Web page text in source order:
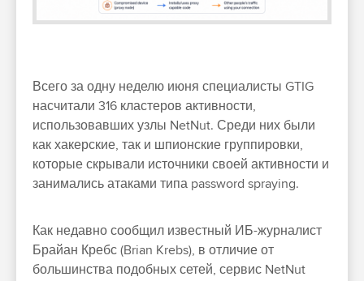
Всего за одну неделю июня специалисты GTIG
насчитали 316 кластеров активности,
использовавших узлы NetNut. Среди них были
как хакерские, так и шпионские группировки,
которые скрывали источники своей активности и
занимались атаками типа password spraying.
Как недавно сообщил известный ИБ-журналист
Брайан Кребс (Brian Krebs), в отличие от
большинства подобных сетей, сервис NetNut